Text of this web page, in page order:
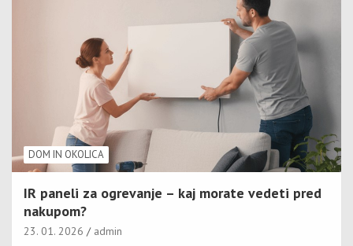
DOM IN OKOLICA
IR paneli za ogrevanje – kaj morate vedeti pred
nakupom?
23. 01. 2026 admin